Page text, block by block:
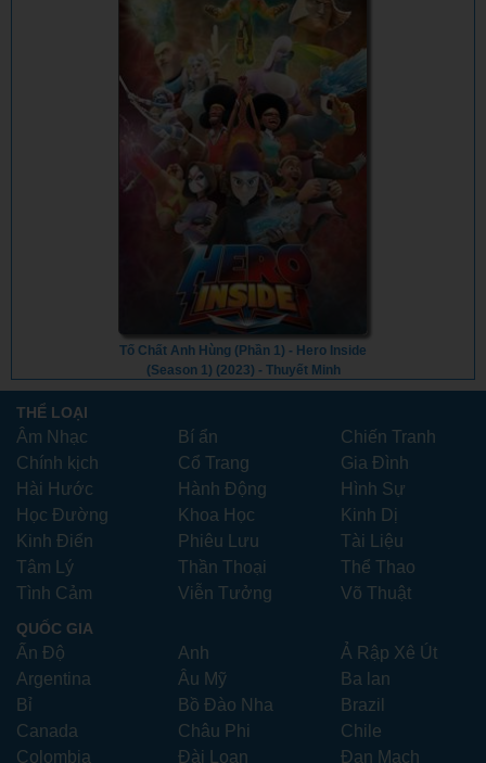
Tố Chất Anh Hùng (Phần 1) - Hero Inside
(Season 1) (2023) - Thuyết Minh
THỂ LOẠI
Âm Nhạc Bí ẩn
Chiến Tranh
Chính kịch
Cổ Trang
Gia Đình
Hài Hước
Hành Động
Hình Sự
Học Đường
Khoa Học
Kinh Dị
Kinh Điển
Phiêu Lưu
Tài Liệu
Tâm Lý
Thần Thoại
Thể Thao
Tình Cảm
Viễn Tưởng Võ Thuật
QUỐC GIA
Ấn Độ Anh
Ả Rập Xê Út
Argentina
Âu Mỹ
Ba lan
Bỉ
Bồ Đào Nha
Brazil
Canada
Châu Phi
Chile
Colombia
Đài Loan Đan Mạch